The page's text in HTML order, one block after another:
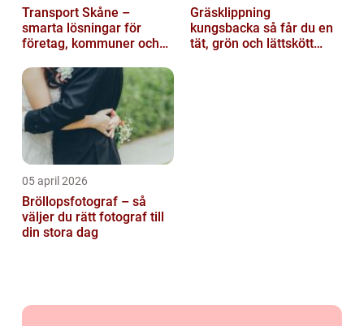
Transport Skåne –
smarta lösningar för
företag, kommuner och
Gräsklippning
kungsbacka så får du en
tät, grön och lättskött
05 april 2026
Bröllopsfotograf – så
väljer du rätt fotograf till
din stora dag